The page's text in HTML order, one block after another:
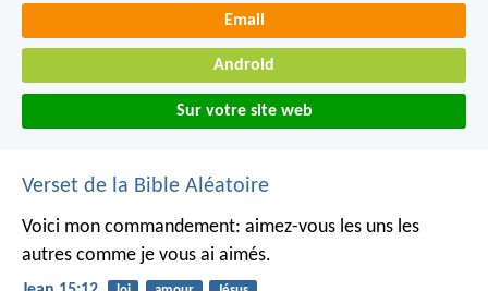
Email
Android
Sur votre site web
Verset de la Bible Aléatoire
Voici mon commandement: aimez-vous les uns les
autres comme je vous ai aimés.